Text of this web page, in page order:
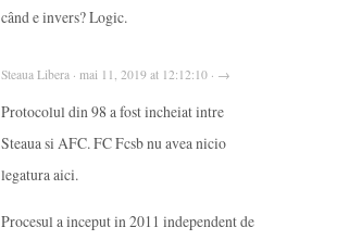
când e invers? Logic.
Steaua Libera · mai 11, 2019 at 12:12:10 · →
Protocolul din 98 a fost incheiat intre
Steaua si AFC. FC Fcsb nu avea nicio
legatura aici.
Procesul a inceput in 2011 independent de